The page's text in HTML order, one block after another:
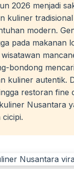
2026 menjadi
kuliner
modern.
pada makanan
bondong
kuliner autentik.
restoran fine
Nusantara
cicipi.